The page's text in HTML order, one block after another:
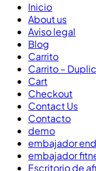
Inicio
About us
Aviso legal
Blog
Carrito
Carrito –
Cart
Checkout
Contact Us
Contacto
demo
embajador
embajador
Escritorio de